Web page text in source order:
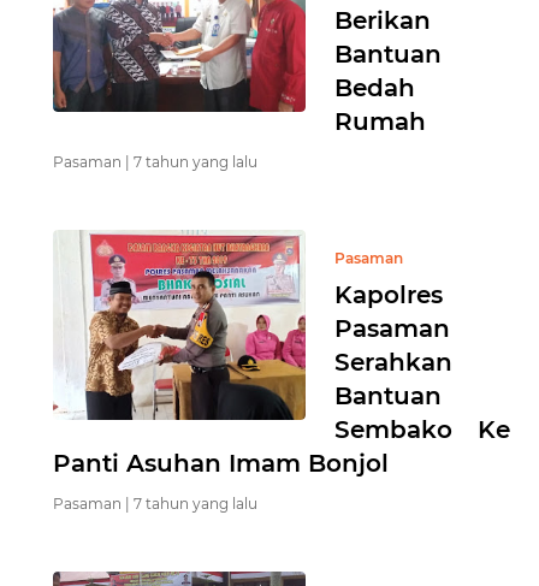
Berikan
Bantuan
Bedah
Rumah
Pasaman | 7 tahun yang lalu
Pasaman
Kapolres
Pasaman
Serahkan
Bantuan
Sembako Ke
Panti Asuhan Imam Bonjol
Pasaman | 7 tahun yang lalu